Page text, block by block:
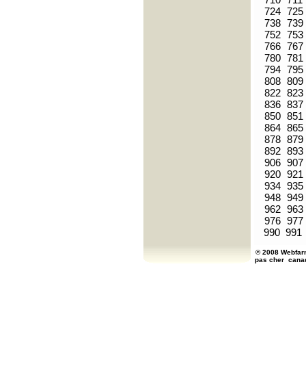
724 725
738 739
752 753
766 767
780 781
794 795
808 809
822 823
836 837
850 851
864 865
878 879
892 893
906 907
920 921
934 935
948 949
962 963
976 977
990 991
© 2008
pas cher